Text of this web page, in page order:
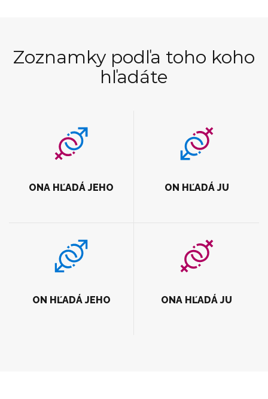
Zoznamky podľa toho koho
hľadáte
ONA HĽADÁ JEHO ON HĽADÁ JU
ON HĽADÁ JEHO ONA HĽADÁ JU